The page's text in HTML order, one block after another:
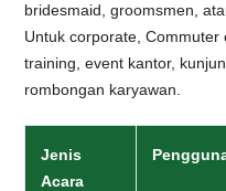
bridesmaid, groomsmen,
Untuk corporate, Commuter
training, event kantor,
rombongan karyawan.
Jenis
Acara